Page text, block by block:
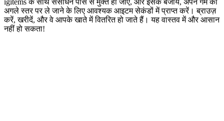
अगले स्तर पर ले जाने के लिए आवश्यक आइटम सेकंडों में प्राप्त करें। ब्राउज़
करें, खरीदें, और वे आपके खाते में वितरित हो जाते हैं। यह वास्तव में और आसान
नहीं हो सकता!